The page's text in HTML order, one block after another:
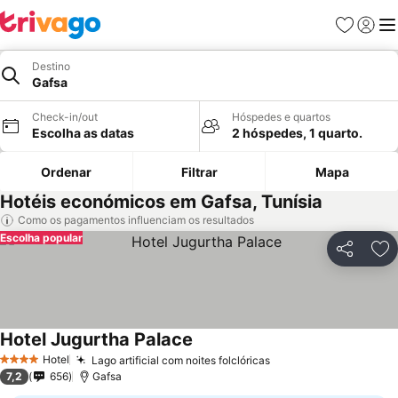
Favoritos
Iniciar
Destino
Gafsa
Check-in/out
Escolha as datas
Hóspedes e quartos
2 hóspedes, 1 quarto.
Ordenar Filtrar Mapa
Hotéis económicos em Gafsa, Tunísia
Como os pagamentos influenciam os resultados
Partilhar
Escolha popular
4 EstrelasHotel Lago artificial com noites folclóricas
Hotel Jugurtha Palace
7,2 656 Gafsa